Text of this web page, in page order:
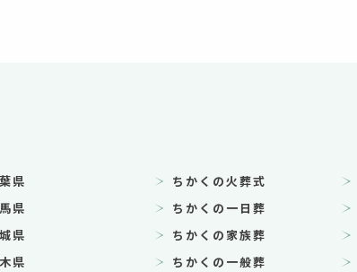
県
県
県
県
ちかくの火葬式
ちかくの一日葬
ちかくの家族葬
ちかくの一般葬